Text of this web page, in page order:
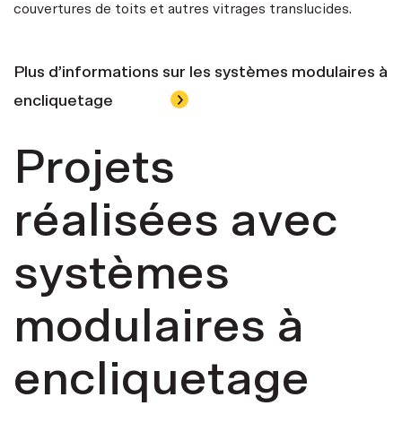
couvertures de toits et autres vitrages translucides.
Plus d’informations sur les systèmes modulaires à
encliquetage
Projets
réalisées avec
systèmes
modulaires à
encliquetage